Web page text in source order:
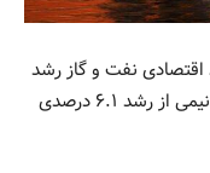
نفت و گاز رشد
اقتصادی در کشور اتفاق افتاد؛ به طوری که نیمی از رشد ۶.۱ درصدی